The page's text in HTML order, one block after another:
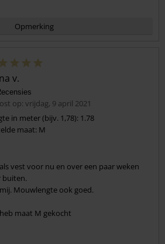
Opmerking
v.
op: vrijdag, 9 april 2021
in meter (bijv. 1,78): 1.78
maat: M
vest voor nu en over een paar weken
buiten.
Mouwlengte ook goed.
maat M gekocht